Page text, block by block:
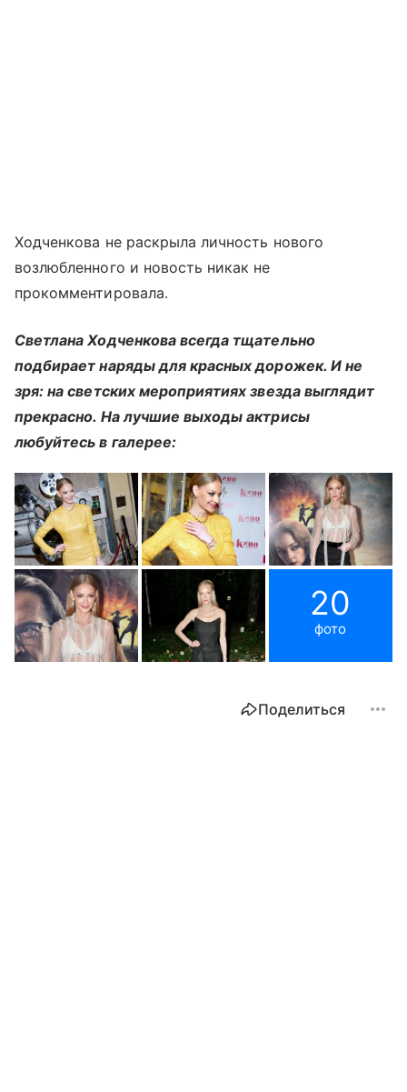
Ходченкова не раскрыла личность нового
возлюбленного и новость никак не
прокомментировала.
Светлана Ходченкова всегда тщательно
подбирает наряды для красных дорожек. И не
зря: на светских мероприятиях звезда выглядит
прекрасно. На лучшие выходы актрисы
любуйтесь в галерее:
20
фото
Поделиться